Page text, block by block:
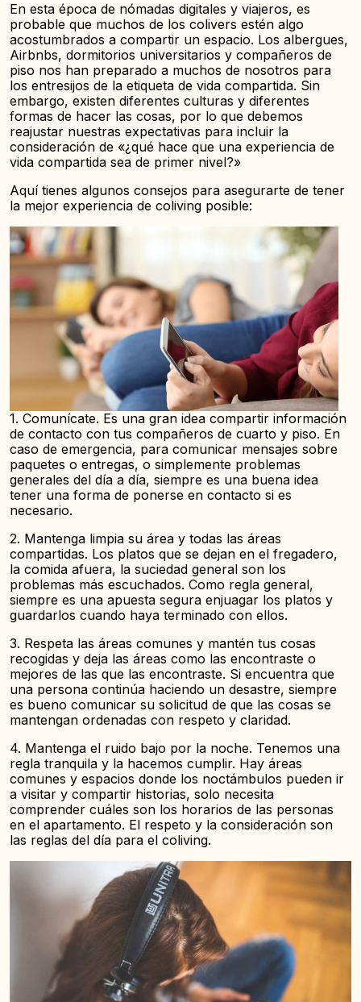
En esta época de nómadas digitales y viajeros, es
probable que muchos de los colivers estén algo
acostumbrados a compartir un espacio. Los albergues,
Airbnbs, dormitorios universitarios y compañeros de
piso nos han preparado a muchos de nosotros para
los entresijos de la etiqueta de vida compartida. Sin
embargo, existen diferentes culturas y diferentes
formas de hacer las cosas, por lo que debemos
reajustar nuestras expectativas para incluir la
consideración de «¿qué hace que una experiencia de
vida compartida sea de primer nivel?»
Aquí tienes algunos consejos para asegurarte de tener
la mejor experiencia de coliving posible:
1. Comunícate. Es una gran idea compartir información
de contacto con tus compañeros de cuarto y piso. En
caso de emergencia, para comunicar mensajes sobre
paquetes o entregas, o simplemente problemas
generales del día a día, siempre es una buena idea
tener una forma de ponerse en contacto si es
necesario.
2. Mantenga limpia su área y todas las áreas
compartidas. Los platos que se dejan en el fregadero,
la comida afuera, la suciedad general son los
problemas más escuchados. Como regla general,
siempre es una apuesta segura enjuagar los platos y
guardarlos cuando haya terminado con ellos.
3. Respeta las áreas comunes y mantén tus cosas
recogidas y deja las áreas como las encontraste o
mejores de las que las encontraste. Si encuentra que
una persona continúa haciendo un desastre, siempre
es bueno comunicar su solicitud de que las cosas se
mantengan ordenadas con respeto y claridad.
4. Mantenga el ruido bajo por la noche. Tenemos una
regla tranquila y la hacemos cumplir. Hay áreas
comunes y espacios donde los noctámbulos pueden ir
a visitar y compartir historias, solo necesita
comprender cuáles son los horarios de las personas
en el apartamento. El respeto y la consideración son
las reglas del día para el coliving.